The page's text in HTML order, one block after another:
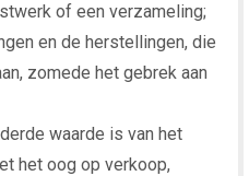
of een verzameling;
en de herstellingen, die
zomede het gebrek aan
waarde is van het
het oog op verkoop,